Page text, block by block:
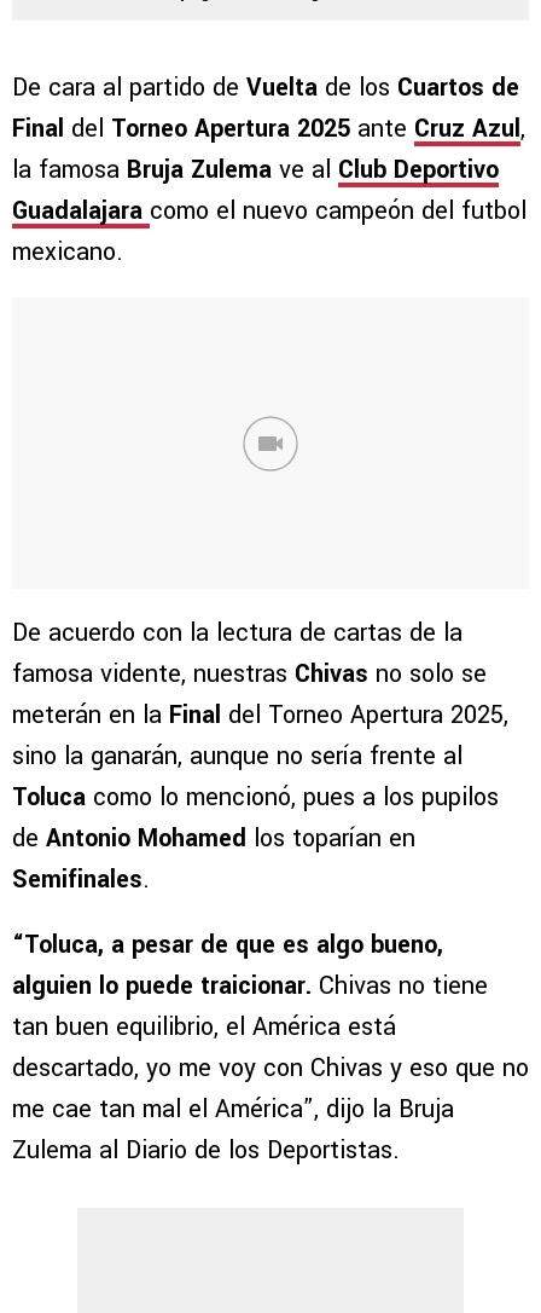
De cara al partido de Vuelta de los Cuartos de
Final del Torneo Apertura 2025 ante Cruz Azul,
la famosa Bruja Zulema ve al Club Deportivo
Guadalajara como el nuevo campeón del futbol
mexicano.
De acuerdo con la lectura de cartas de la
famosa vidente, nuestras Chivas no solo se
meterán en la Final del Torneo Apertura 2025,
sino la ganarán, aunque no sería frente al
Toluca como lo mencionó, pues a los pupilos
de Antonio Mohamed los toparían en
Semifinales.
“Toluca, a pesar de que es algo bueno,
alguien lo puede traicionar. Chivas no tiene
tan buen equilibrio, el América está
descartado, yo me voy con Chivas y eso que no
me cae tan mal el América”, dijo la Bruja
Zulema al Diario de los Deportistas.